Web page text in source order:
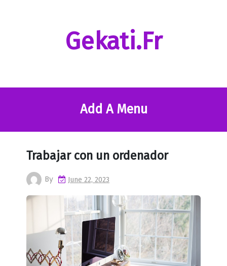
Gekati.fr
Add A Menu
Trabajar con un ordenador
By June 22, 2023